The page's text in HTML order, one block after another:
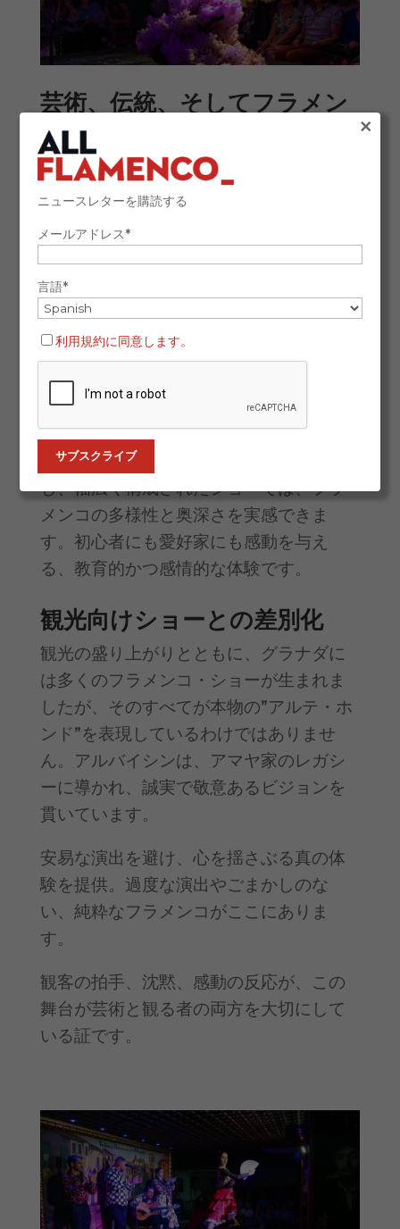
芸術、伝統、そしてフラメン
コの魂
フラメンコは身体的、精神的、文化的な
表現です。アルバイシンでは、深い歌
声、ギター、パーカッション、パルマ
（手拍子）、そしてダンスが融合し、感
情を伝える普遍的な言語を形作っていま
す。
体のすべてが楽器となり、足はリズムを
刻み、腕は空気に線を描き、手は物語を
語ります。技術も重要ですが、本当のフ
ラメンコを定義するのは魂です。
50以上の異なる”パロス”（曲調）が存在
し、幅広く構成されたショーでは、フラ
メンコの多様性と奥深さを実感できま
す。初心者にも愛好家にも感動を与え
る、教育的かつ感情的な体験です。
観光向けショーとの差別化
観光の盛り上がりとともに、グラナダに
は多くのフラメンコ・ショーが生まれま
したが、そのすべてが本物の”アルテ・ホ
ンド”を表現しているわけではありませ
ん。アルバイシンは、アマヤ家のレガシ
ーに導かれ、誠実で敬意あるビジョンを
貫いています。
安易な演出を避け、心を揺さぶる真の体
験を提供。過度な演出やごまかしのな
い、純粋なフラメンコがここにありま
す。
観客の拍手、沈黙、感動の反応が、この
舞台が芸術と観る者の両方を大切にして
いる証です。
ニュースレターを購読する
メールアドレス*
言語*
利用規約に同意します。
×